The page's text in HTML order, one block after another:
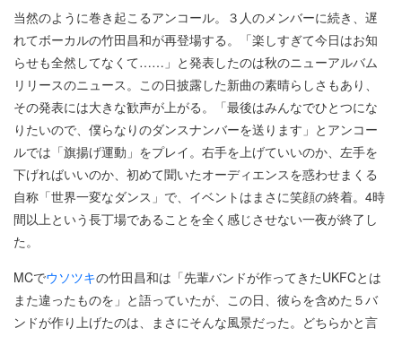
当然のように巻き起こるアンコール。３人のメンバーに続き、遅
れてボーカルの竹田昌和が再登場する。「楽しすぎて今日はお知
らせも全然してなくて……」と発表したのは秋のニューアルバム
リリースのニュース。この日披露した新曲の素晴らしさもあり、
その発表には大きな歓声が上がる。「最後はみんなでひとつにな
りたいので、僕らなりのダンスナンバーを送ります」とアンコー
ルでは「旗揚げ運動」をプレイ。右手を上げていいのか、左手を
下げればいいのか、初めて聞いたオーディエンスを惑わせまくる
自称「世界一変なダンス」で、イベントはまさに笑顔の終着。4時
間以上という長丁場であることを全く感じさせない一夜が終了し
た。
MCでウソツキの竹田昌和は「先輩バンドが作ってきたUKFCとは
また違ったものを」と語っていたが、この日、彼らを含めた５バ
ンドが作り上げたのは、まさにそんな風景だった。どちらかと言